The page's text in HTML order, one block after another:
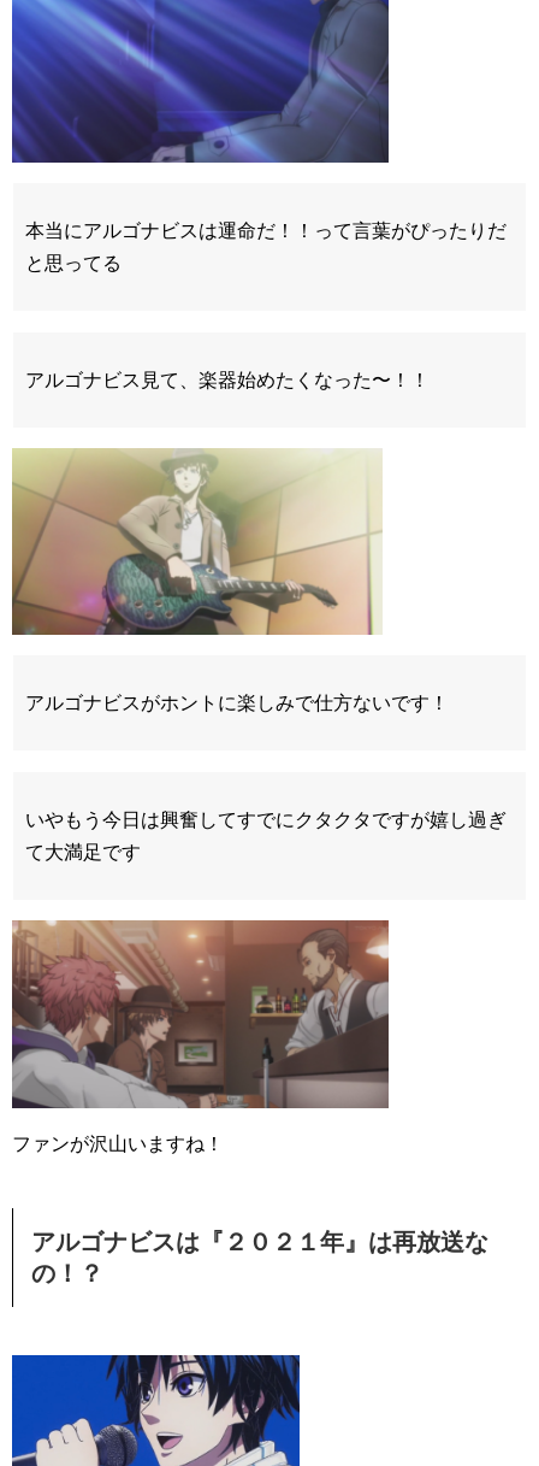
本当にアルゴナビスは運命だ！！って言葉がぴったりだ
と思ってる
アルゴナビス見て、楽器始めたくなった〜！！
アルゴナビスがホントに楽しみで仕方ないです！
いやもう今日は興奮してすでにクタクタですが嬉し過ぎ
て大満足です
ファンが沢山いますね！
アルゴナビスは『２０２１年』は再放送な
の！？